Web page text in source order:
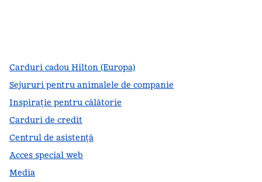
Carduri cadou Hilton (Europa)
Sejururi pentru animalele de companie
Inspirație pentru călătorie
Carduri de credit
Centrul de asistență
Acces special web
Media